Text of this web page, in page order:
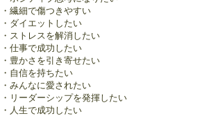
・繊細で傷つきやすい
・ダイエットしたい
・ストレスを解消したい
・仕事で成功したい
・豊かさを引き寄せたい
・自信を持ちたい
・みんなに愛されたい
・リーダーシップを発揮したい
・人生で成功したい